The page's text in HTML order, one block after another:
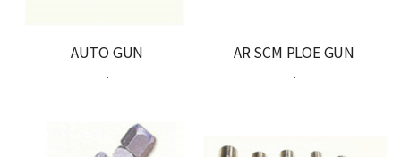
AUTO GUN
.
AR SCM PLOE GUN
.